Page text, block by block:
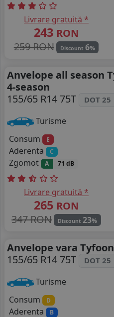
Livrare gratuită *
243 RON
259 RON
Discount 6%
Anvelope all season
4-season
155/65 R14 75T
DOT 25
Turisme
Consum
E
Aderenta C
Zgomot A 71 dB
Livrare gratuită *
265 RON
347 RON
Discount 23%
Anvelope vara
155/65 R14 75T
DOT 25
Turisme
Consum
D
Aderenta B